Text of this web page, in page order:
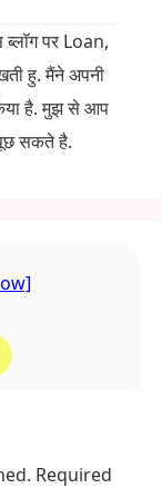
पर Loan,
हु. मैंने अपनी
है. मुझ से आप
सकते है.
Required